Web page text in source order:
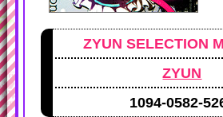
ZYUN SELECTION
ZYUN
1094-0582-